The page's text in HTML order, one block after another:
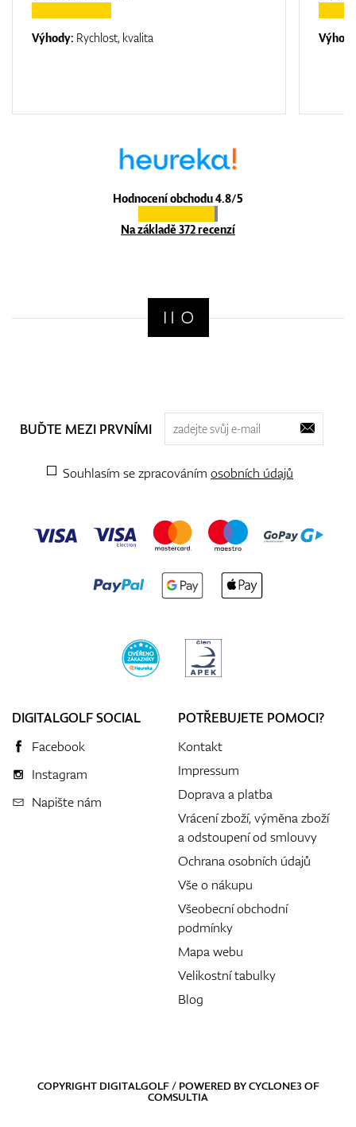
Hodnocení obchodu 4.8/5
Na základě 372 recenzí
Výhody: Rychlost, kvalita
BUĎTE MEZI PRVNÍMI
Souhlasím se zpracováním osobních údajů
DIGITALGOLF SOCIAL
Facebook
Instagram
Napište nám
POTŘEBUJETE POMOCI?
Kontakt
Impressum
Doprava a platba
Vrácení zboží, výměna zboží
a odstoupení od smlouvy
Ochrana osobních údajů
Vše o nákupu
Všeobecní obchodní
podmínky
Mapa webu
Velikostní tabulky
Blog
COPYRIGHT DIGITALGOLF / POWERED BYCYCLONE3OF
COMSULTIA